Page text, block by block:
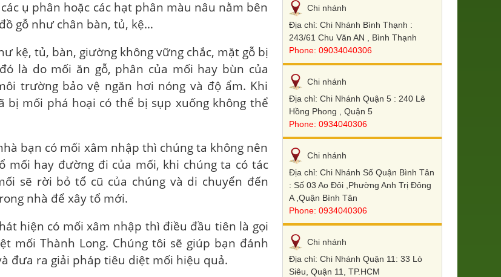
ụ phân hoặc các hạt phân màu nâu nằm bên
gỗ như chân bàn, tủ, kệ…
kệ, tủ, bàn, giường không vững chắc, mặt gỗ bị
là do mối ăn gỗ, phân của mối hay bùn của
trường bảo vệ ngăn hơi nóng và độ ẩm. Khi
bị mối phá hoại có thể bị sụp xuống không thể
bạn có mối xâm nhập thì chúng ta không nên
mối hay đường đi của mối, khi chúng ta có tác
sẽ rời bỏ tổ cũ của chúng và di chuyển đến
nhà để xây tổ mới.
hiện có mối xâm nhập thì điều đầu tiên là gọi
mối Thành Long. Chúng tôi sẽ giúp bạn đánh
đưa ra giải pháp tiêu diệt mối hiệu quả.
Chi nhánh
Địa chỉ: Chi Nhánh Bình Thạnh :
243/61 Chu Văn AN , Bình Thạnh
Phone: 09034040306
Chi nhánh
Địa chỉ: Chi Nhánh Quận 5 : 240 Lê
Hồng Phong , Quận 5
Phone: 0934040306
Chi nhánh
Địa chỉ: Chi Nhánh Số Quận Bình Tân
: Số 03 Ao Đôi ,Phường Anh Trị Đông
A ,Quận Bình Tân
Phone: 0934040306
Chi nhánh
Địa chỉ: Chi Nhánh Quận 11: 33 Lò
Siêu, Quận 11, TP.HCM